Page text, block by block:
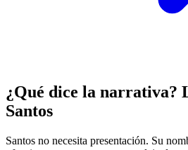
¿Qué dice la narrativa?
Santos
Santos no necesita presentación. Su